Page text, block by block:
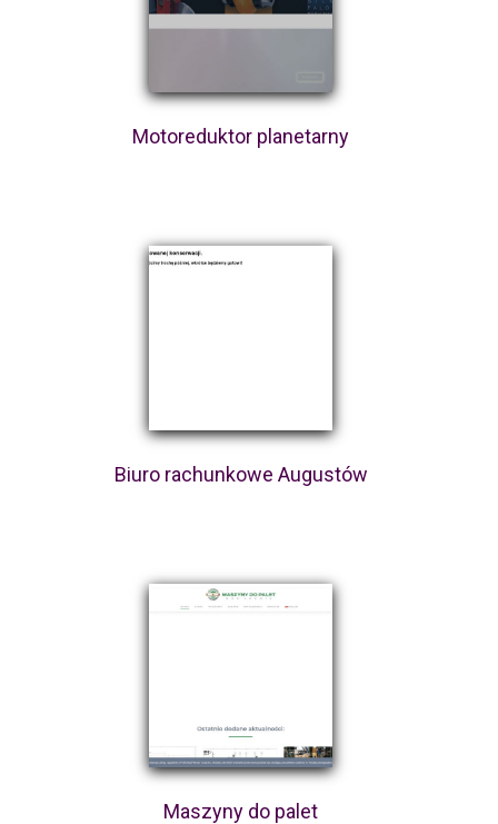
Motoreduktor planetarny
Biuro rachunkowe Augustów
Maszyny do palet